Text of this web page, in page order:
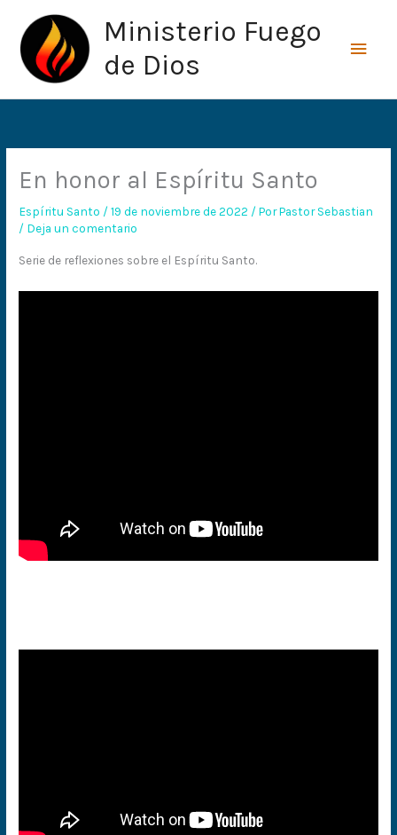
contenido
Ministerio Fuego
de Dios
En honor al Espíritu Santo
Espíritu Santo /19 de noviembre de 2022 / PorPastor Sebastian
/ Deja un comentario
Serie de reflexiones sobre el Espíritu Santo.